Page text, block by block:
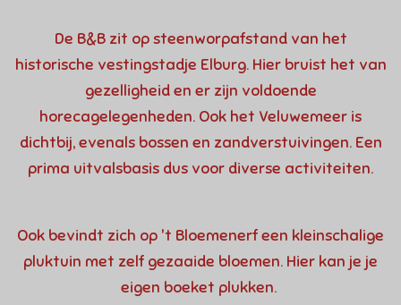
De B&B zit op steenworpafstand van het
historische vestingstadje Elburg. Hier bruist het van
gezelligheid en er zijn voldoende
horecagelegenheden. Ook het Veluwemeer is
dichtbij, evenals bossen en zandverstuivingen. Een
prima uitvalsbasis dus voor diverse activiteiten.
Ook bevindt zich op 't Bloemenerf een kleinschalige
pluktuin met zelf gezaaide bloemen. Hier kan je je
eigen boeket plukken.